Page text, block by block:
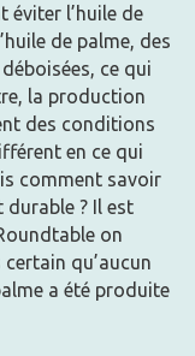
éviter l’huile de
de palme, des
ce qui
la production
des conditions
en ce qui
comment savoir
durable ? Il est
on
qu’aucun
a été produite